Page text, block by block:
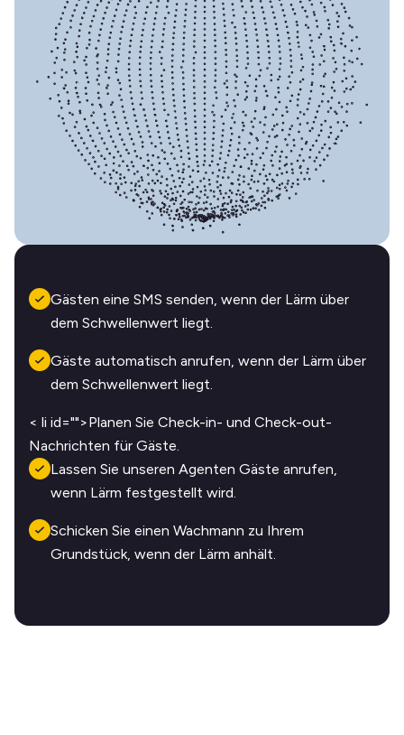
Gästen eine SMS senden, wenn der Lärm über
dem Schwellenwert liegt.
Gäste automatisch anrufen, wenn der Lärm über
dem Schwellenwert liegt.
< li id="">Planen Sie Check-in- und Check-out-
Nachrichten für Gäste.
Lassen Sie unseren Agenten Gäste anrufen,
wenn Lärm festgestellt wird.
Schicken Sie einen Wachmann zu Ihrem
Grundstück, wenn der Lärm anhält.